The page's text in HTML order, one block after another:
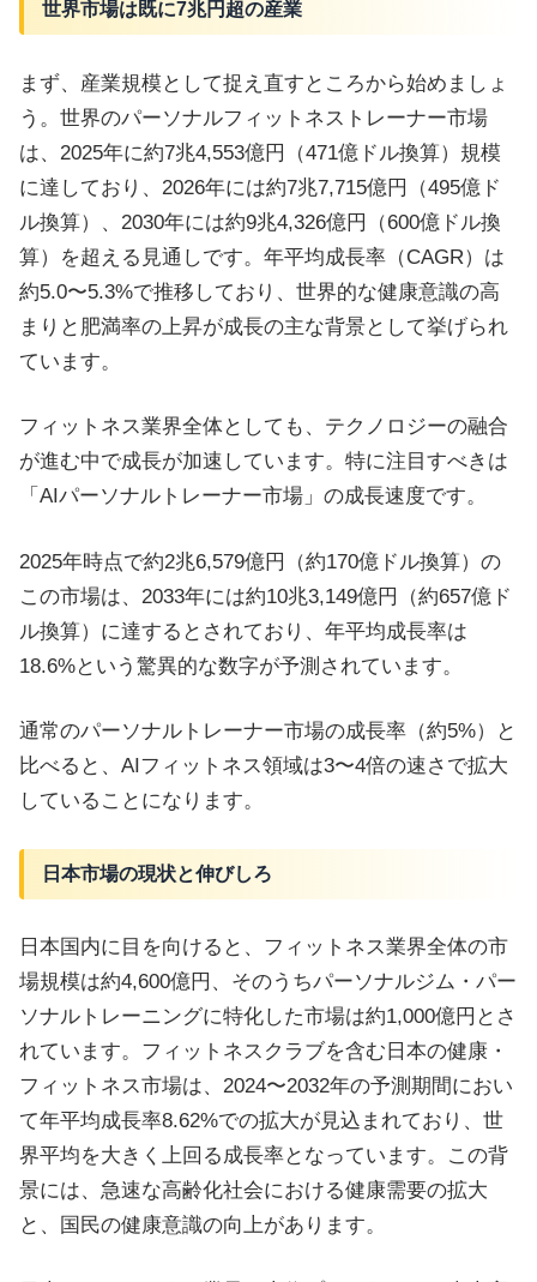
世界市場は既に7兆円超の産業
まず、産業規模として捉え直すところから始めましょ
う。世界のパーソナルフィットネストレーナー市場
は、2025年に約7兆4,553億円（471億ドル換算）規模
に達しており、2026年には約7兆7,715億円（495億ド
ル換算）、2030年には約9兆4,326億円（600億ドル換
算）を超える見通しです。年平均成長率（CAGR）は
約5.0〜5.3%で推移しており、世界的な健康意識の高
まりと肥満率の上昇が成長の主な背景として挙げられ
ています。
フィットネス業界全体としても、テクノロジーの融合
が進む中で成長が加速しています。特に注目すべきは
「AIパーソナルトレーナー市場」の成長速度です。
2025年時点で約2兆6,579億円（約170億ドル換算）の
この市場は、2033年には約10兆3,149億円（約657億ド
ル換算）に達するとされており、年平均成長率は
18.6%という驚異的な数字が予測されています。
通常のパーソナルトレーナー市場の成長率（約5%）と
比べると、AIフィットネス領域は3〜4倍の速さで拡大
していることになります。
日本市場の現状と伸びしろ
日本国内に目を向けると、フィットネス業界全体の市
場規模は約4,600億円、そのうちパーソナルジム・パー
ソナルトレーニングに特化した市場は約1,000億円とさ
れています。フィットネスクラブを含む日本の健康・
フィットネス市場は、2024〜2032年の予測期間におい
て年平均成長率8.62%での拡大が見込まれており、世
界平均を大きく上回る成長率となっています。この背
景には、急速な高齢化社会における健康需要の拡大
と、国民の健康意識の向上があります。